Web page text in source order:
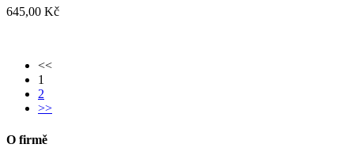
645,00 Kč
<<
1
2
>>
O firmě